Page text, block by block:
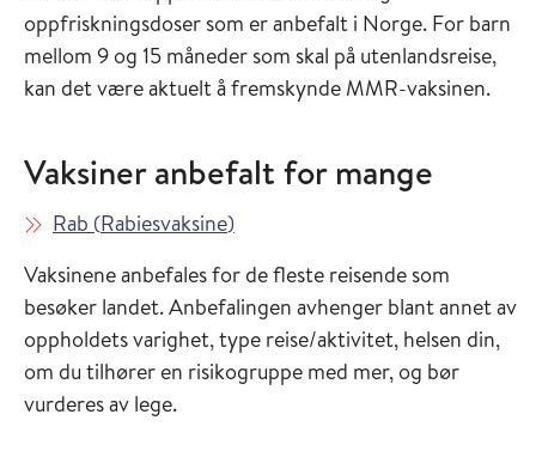
oppfriskningsdoser som er anbefalt i Norge. For barn
mellom 9 og 15 måneder som skal på utenlandsreise,
kan det være aktuelt å fremskynde MMR-vaksinen.
Vaksiner anbefalt for mange
Les mer om
Rab (Rabiesvaksine)i Vaksinasjonsveilederen
Vaksinene anbefales for de fleste reisende som
besøker landet. Anbefalingen avhenger blant annet av
oppholdets varighet, type reise/aktivitet, helsen din,
om du tilhører en risikogruppe med mer, og bør
vurderes av lege.